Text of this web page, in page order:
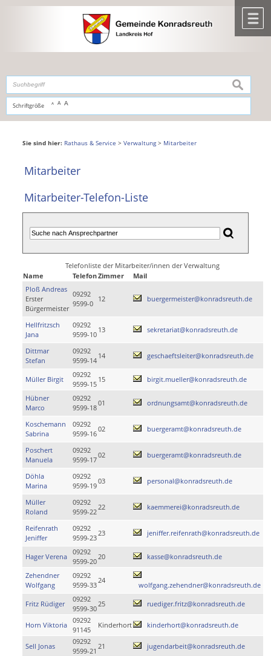
,zur Navigationoderzur Startseitespringen.
Schriftgröße A A A
suchen
Sie sind hier: Rathaus & Service > Verwaltung> Mitarbeiter
Mitarbeiter
Mitarbeiter-Telefon-Liste
Telefonliste der Mitarbeiter/innen der Verwaltung
Name
TelefonZimmer
Mail
Ploß Andreas
Erster
Bürgermeister
09292
9599-0
12 buergermeister@konradsreuth.de
Hellfritzsch
Jana
09292
9599-10
13 sekretariat@konradsreuth.de
Dittmar
Stefan
09292
9599-14
14 geschaeftsleiter@konradsreuth.de
Müller Birgit
09292
9599-15
15 birgit.mueller@konradsreuth.de
Hübner
Marco
09292
9599-18
01 ordnungsamt@konradsreuth.de
Koschemann
Sabrina
09292
9599-16
02 buergeramt@konradsreuth.de
Poschert
Manuela
09292
9599-17
02 buergeramt@konradsreuth.de
Döhla
Marina
09292
9599-19
03 personal@konradsreuth.de
Müller
Roland
09292
9599-22
22 kaemmerei@konradsreuth.de
Reifenrath
Jeniffer
09292
9599-23
23 jeniffer.reifenrath@konradsreuth.de
Hager Verena
09292
9599-20
20 kasse@konradsreuth.de
Zehendner
Wolfgang
09292
9599-33
24
wolfgang.zehendner@konradsreuth.de
Fritz Rüdiger
09292
9599-30
25 ruediger.fritz@konradsreuth.de
Horn Viktoria
09292
91145
Kinderhort kinderhort@konradsreuth.de
Sell Jonas
09292
9599-21
21 jugendarbeit@konradsreuth.de